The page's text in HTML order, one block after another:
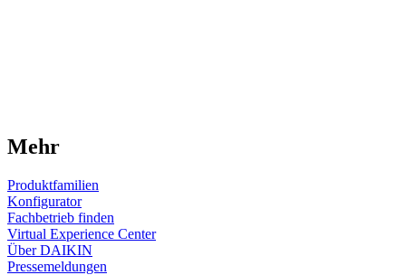
Mehr
Produktfamilien
Konfigurator
Fachbetrieb finden
Virtual Experience Center
Über DAIKIN
Pressemeldungen